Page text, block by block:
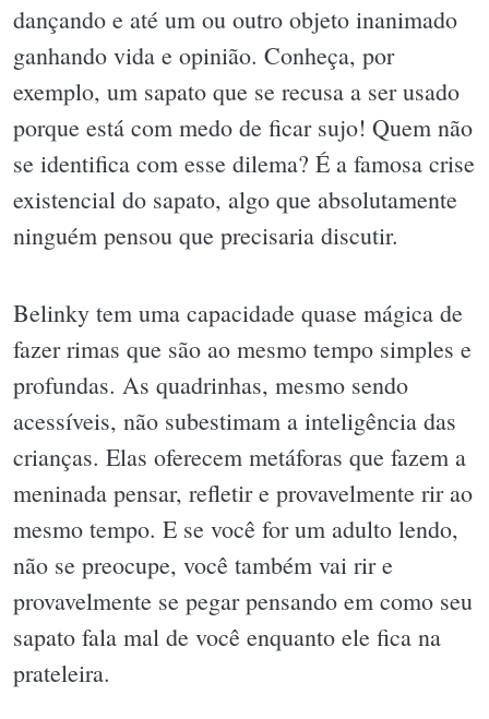
dançando e até um ou outro objeto inanimado
ganhando vida e opinião. Conheça, por
exemplo, um sapato que se recusa a ser usado
porque está com medo de ficar sujo! Quem não
se identifica com esse dilema? É a famosa crise
existencial do sapato, algo que absolutamente
ninguém pensou que precisaria discutir.
Belinky tem uma capacidade quase mágica de
fazer rimas que são ao mesmo tempo simples e
profundas. As quadrinhas, mesmo sendo
acessíveis, não subestimam a inteligência das
crianças. Elas oferecem metáforas que fazem a
meninada pensar, refletir e provavelmente rir ao
mesmo tempo. E se você for um adulto lendo,
não se preocupe, você também vai rir e
provavelmente se pegar pensando em como seu
sapato fala mal de você enquanto ele fica na
prateleira.